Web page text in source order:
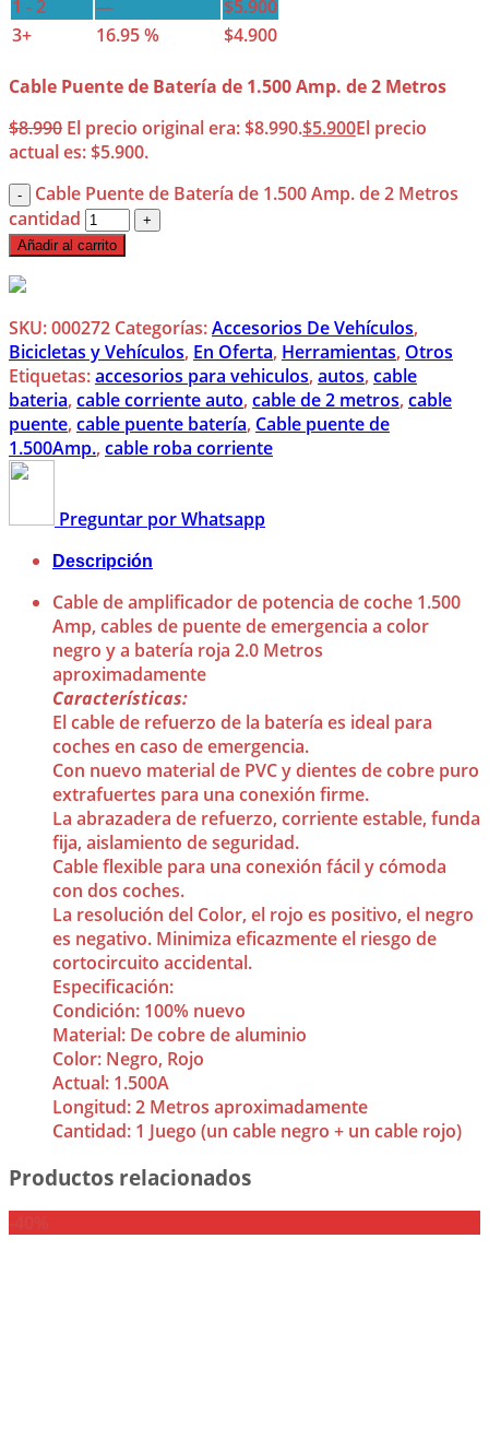
1 - 2 — $5.900
3+
16.95 % $4.900
Cable Puente de Batería de 1.500 Amp. de 2 Metros
$8.990 El precio original era: $8.990.$5.900El precio
actual es: $5.900.
Cable Puente de Batería de 1.500 Amp. de 2 Metros
cantidad
Añadir al carrito
SKU:000272 Categorías:Accesorios De Vehículos,
Bicicletas y Vehículos, En Oferta, Herramientas, Otros
Etiquetas:accesorios para vehiculos, autos, cable
bateria, cable corriente auto, cable de 2 metros, cable
puente, cable puente batería, Cable puente de
1.500Amp., cable roba corriente
Preguntar por Whatsapp
Descripción
Cable de amplificador de potencia de coche 1.500
Amp, cables de puente de emergencia a color
negro y a batería roja 2.0 Metros
aproximadamente
Características:
El cable de refuerzo de la batería es ideal para
coches en caso de emergencia.
Con nuevo material de PVC y dientes de cobre puro
extrafuertes para una conexión firme.
La abrazadera de refuerzo, corriente estable, funda
fija, aislamiento de seguridad.
Cable flexible para una conexión fácil y cómoda
con dos coches.
La resolución del Color, el rojo es positivo, el negro
es negativo. Minimiza eficazmente el riesgo de
cortocircuito accidental.
Especificación:
Condición: 100% nuevo
Material: De cobre de aluminio
Color: Negro, Rojo
Actual: 1.500A
Longitud: 2 Metros aproximadamente
Cantidad: 1 Juego (un cable negro + un cable rojo)
Productos relacionados